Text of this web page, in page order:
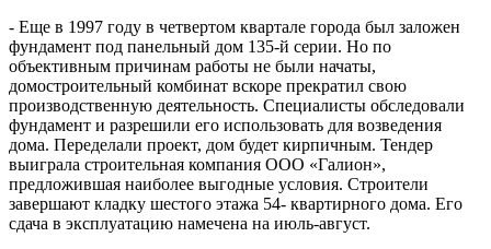
- Еще в 1997 году в четвертом квартале города был заложен
фундамент под панельный дом 135-й серии. Но по
объективным причинам работы не были начаты,
домостроительный комбинат вскоре прекратил свою
производственную деятельность. Специалисты обследовали
фундамент и разрешили его использовать для возведения
дома. Переделали проект, дом будет кирпичным. Тендер
выиграла строительная компания ООО «Галион»,
предложившая наиболее выгодные условия. Строители
завершают кладку шестого этажа 54- квартирного дома. Его
сдача в эксплуатацию намечена на июль-август.